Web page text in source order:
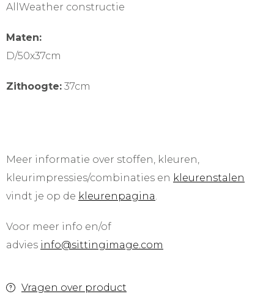
AllWeather constructie
Maten:
D/50x37cm
Zithoogte: 37cm
Meer informatie over stoffen, kleuren,
kleurimpressies/combinaties en kleurenstalen
vindt je op de kleurenpagina.
Voor meer info en/of
advies info@sittingimage.com
Vragen over product